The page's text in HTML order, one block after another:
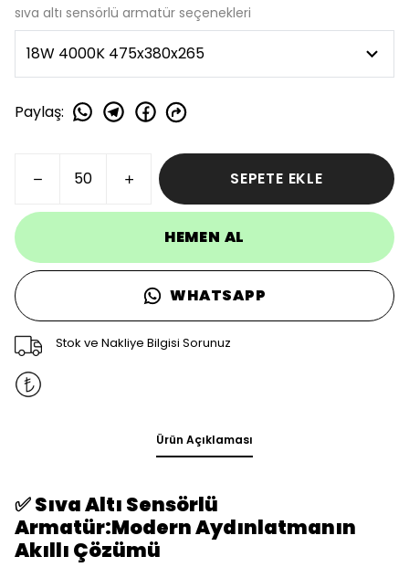
sıva altı sensörlü armatür seçenekleri
Paylaş:
SEPETE EKLE
HEMEN AL
WHATSAPP
Stok ve Nakliye Bilgisi Sorunuz
Ürün Açıklaması
✅ Sıva Altı Sensörlü
Armatür:Modern Aydınlatmanın
Akıllı Çözümü